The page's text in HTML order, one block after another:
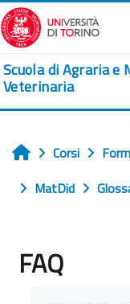
Vai al contenuto
Scuola di Agraria e
Veterinaria
Home
Corsi
MatDid
FAQ